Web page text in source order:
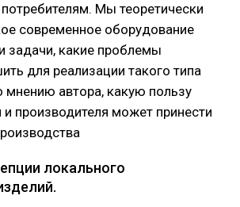
Мы теоретически
современное оборудование
задачи, какие проблемы
для реализации такого типа
мнению автора, какую пользу
и производителя может принести
локального